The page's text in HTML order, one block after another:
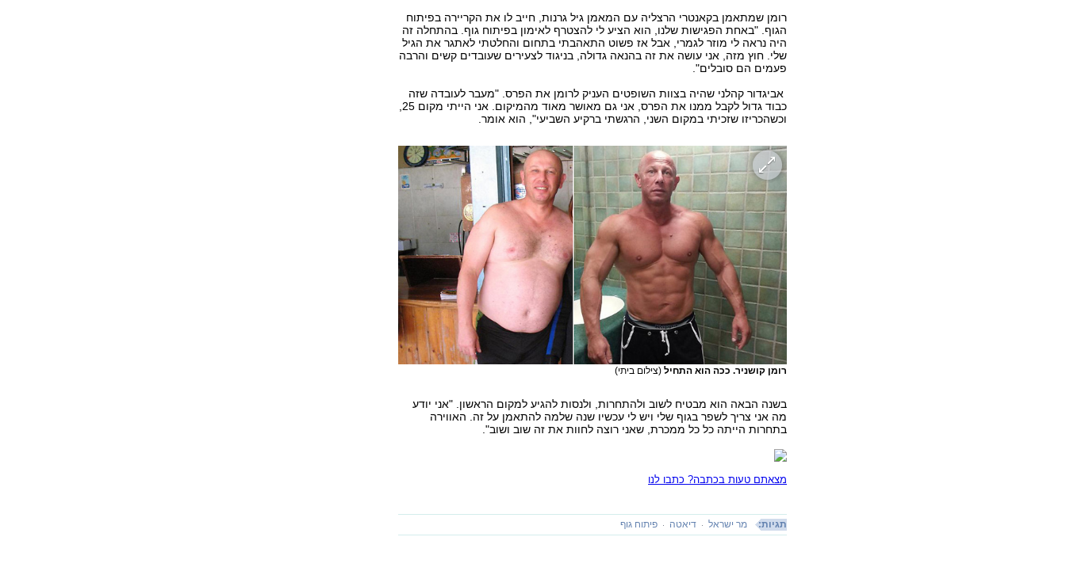
רומן שמתאמן בקאנטרי הרצליה עם המאמן גיל גרנות, חייב לו את הקריירה בפיתוח
הגוף. "באחת הפגישות שלנו, הוא הציע לי להצטרף לאימון בפיתוח גוף. בהתחלה זה
היה נראה לי מוזר לגמרי, אבל אז פשוט התאהבתי בתחום והחלטתי לאתגר את הגיל
שלי. חוץ מזה, אני עושה את זה בהנאה גדולה, בניגוד לצעירים שעובדים קשים והרבה
פעמים הם סובלים".
אביגדור קהלני שהיה בצוות השופטים העניק לרומן את הפרס. "מעבר לעובדה שזה
כבוד גדול לקבל ממנו את הפרס, אני גם מאושר מאוד מהמיקום. אני הייתי מקום 25,
וכשהכריזו שזכיתי במקום השני, הרגשתי ברקיע השביעי", הוא אומר.
רומן קושניר. ככה הוא התחיל (צילום ביתי)
בשנה הבאה הוא מבטיח לשוב ולהתחרות, ולנסות להגיע למקום הראשון. "אני יודע
מה אני צריך לשפר בגוף שלי ויש לי עכשיו שנה שלמה להתאמן על זה. האווירה
בתחרות הייתה כל כל ממכרת, שאני רוצה לחוות את זה שוב ושוב".
מצאתם טעות בכתבה? כתבו לנו
תגיות: מר ישראל דיאטה פיתוח גוף